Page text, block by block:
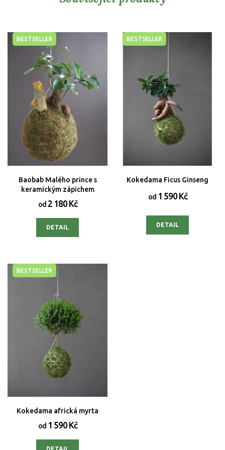
BESTSELLER
Baobab Malého prince s
keramickým zápichem
od2 180 Kč
DETAIL
BESTSELLER
Kokedama Ficus Ginseng
od1 590 Kč
DETAIL
BESTSELLER
Kokedama africká myrta
od1 590 Kč